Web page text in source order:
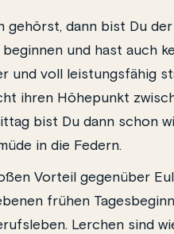
gehörst, dann bist Du
und hast auch
und voll leistungsfähig
ihren Höhepunkt
bist Du dann schon
in die Federn.
Vorteil gegenüber
frühen
Lerchen sind